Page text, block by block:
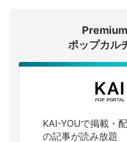
ログ
ポップカル
KAI-YOUで掲載・
の記事が読み放題